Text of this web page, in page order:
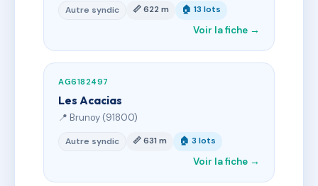
Autre syndic 📏 622 m 🏠 13 lots
Voir la fiche →
AG6182497
Les Acacias
📍 Brunoy (91800)
Autre syndic 📏 631 m 🏠 3 lots
Voir la fiche →